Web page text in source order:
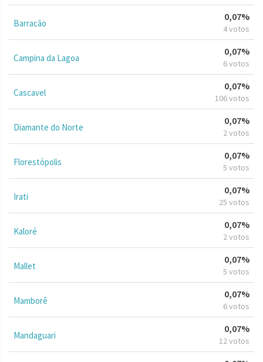
Barracão
0,07%
4 votos
Campina da Lagoa
0,07%
6 votos
Cascavel
0,07%
106 votos
Diamante do Norte
0,07%
2 votos
Florestópolis
0,07%
5 votos
Irati
0,07%
25 votos
Kaloré
0,07%
2 votos
Mallet
0,07%
5 votos
Mamborê
0,07%
6 votos
Mandaguari
0,07%
12 votos